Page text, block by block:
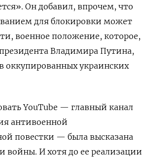
Он добавил, впрочем, что
для блокировки может
военное положение, которое,
президента Владимира Путина,
оккупированных украинских
YouTube — главный канал
антивоенной
повестки — была высказана
войны. И хотя до ее реализации